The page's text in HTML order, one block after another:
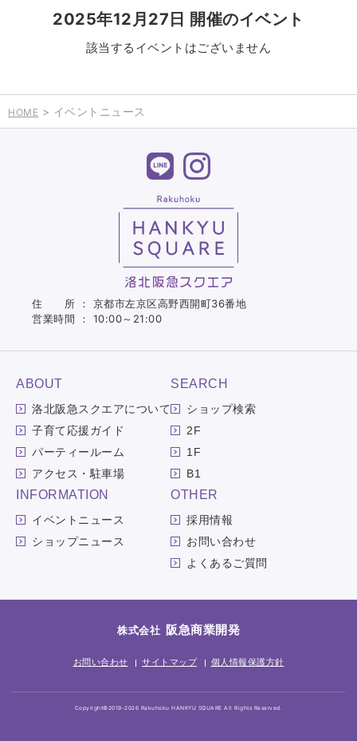
2025年12月27日 開催のイベント
該当するイベントはございません
HOME > イベントニュース
住 所 ： 京都市左京区高野西開町36番地
営業時間 ： 10:00～21:00
ABOUT
洛北阪急スクエアについて
子育て応援ガイド
パーティールーム
アクセス・駐車場
SEARCH
ショップ検索
2F
1F
B1
INFORMATION
イベントニュース
ショップニュース
OTHER
採用情報
お問い合わせ
よくあるご質問
株式会社 阪急商業開発
お問い合わせ サイトマップ 個人情報保護方針
Copyright©2019-2026 Rakuhoku HANKYU SQUARE All Rights Reserved.